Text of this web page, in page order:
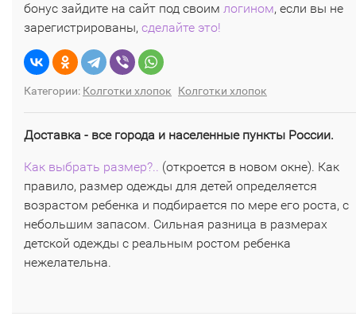
бонус зайдите на сайт под своим логином, если вы не
зарегистрированы, сделайте это!
Категории: Колготки хлопок Колготки хлопок
Доставка - все города и населенные пункты России.
Как выбрать размер?.. (откроется в новом окне). Как
правило, размер одежды для детей определяется
возрастом ребенка и подбирается по мере его роста, с
небольшим запасом. Сильная разница в размерах
детской одежды с реальным ростом ребенка
нежелательна.